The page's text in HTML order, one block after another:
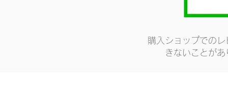
購入ショップでの
きないことが